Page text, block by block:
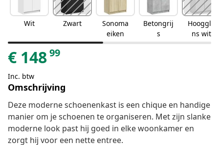
Wit Zwart
Sonoma
eiken
Betongrij
s
Hooggla
ns wit
€ 14899
Inc. btw
Omschrijving
Deze moderne schoenenkast is een chique en handige
manier om je schoenen te organiseren. Met zijn slanke
moderne look past hij goed in elke woonkamer en
zorgt hij voor een nette entree.